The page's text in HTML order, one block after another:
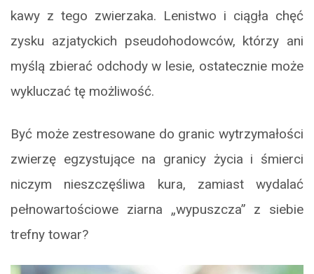
kawy z tego zwierzaka. Lenistwo i ciągła chęć
zysku azjatyckich pseudohodowców, którzy ani
myślą zbierać odchody w lesie, ostatecznie może
wykluczać tę możliwość.
Być może zestresowane do granic wytrzymałości
zwierzę egzystujące na granicy życia i śmierci
niczym nieszczęśliwa kura, zamiast wydalać
pełnowartościowe ziarna „wypuszcza” z siebie
trefny towar?